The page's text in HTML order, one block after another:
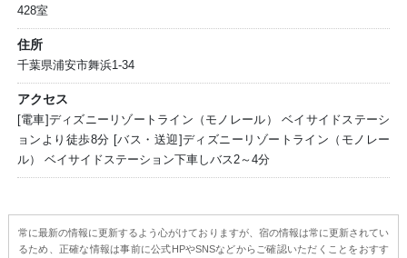
428室
住所
千葉県浦安市舞浜1-34
アクセス
[電車]ディズニーリゾートライン（モノレール） ベイサイドステーシ
ョンより徒歩8分 [バス・送迎]ディズニーリゾートライン（モノレー
ル） ベイサイドステーション下車しバス2～4分
常に最新の情報に更新するよう心がけておりますが、宿の情報は常に更新されてい
るため、正確な情報は事前に公式HPやSNSなどからご確認いただくことをおすす